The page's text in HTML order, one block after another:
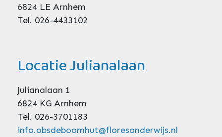
6824 LE Arnhem
Tel. 026-4433102
Locatie Julianalaan
Julianalaan 1
6824 KG Arnhem
Tel. 026-3701183
info.obsdeboomhut@floresonderwijs.nl